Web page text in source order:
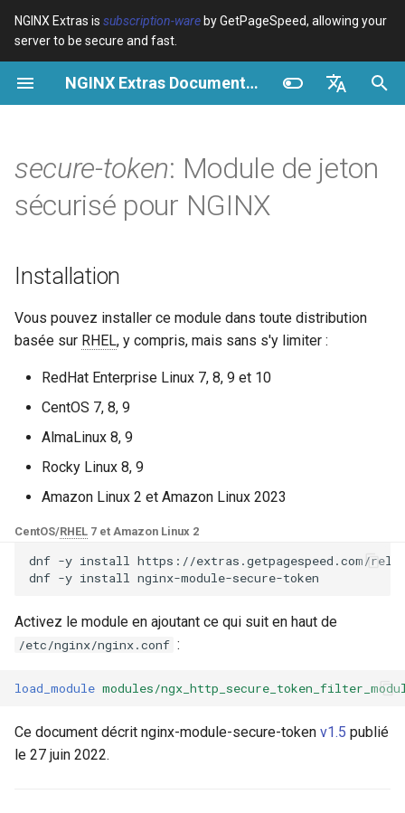
NGINX Extras is subscription-ware by GetPageSpeed, allowing your
server to be secure and fast.
NGINX Extras Documentation
Español
中文
I
n
i
s
a
Variables $bot_name
$bot_producer
$browser_name
$browser_version
$device_type
$is_console
$is_desktop
Examples
Directives geoip2
geoip2_proxy
Examples
Get started Configure filters safely
Filter catalogue
HTTPS support
Production operations
Cache and system settings
Admin pages
Experiments
ModSecurity
CSS
JavaScript
Analytics and advanced
history
CVE-2012-4001
CVE-2012-4360
NGINX security update,
Security update, January
Configuration
Paramètres de jeton
secure_token
secure_token_avoid_cookies
secure_token_cookie_token_expires_time
secure_token_cache_scope
secure_token_token_cache_scope
acme
ada
aws-sdk
balancer
base-encoding
cache
consul-event
cookie
core
cors
VPS/Dedicated - FastCGI
Cache
Performance
Sécurité
RHEL/CentOS
NGINX-MOD - NGINX
santé pour RHEL
Serveur Web Tengine -
Installer sur RHEL, CentOS et
Modules NGINX pour le
panneau de contrôle Plesk -
Modules NGINX cPanel EA4 -
puissance de performance et
de sécurité
NGINX - Paquets RPM pour
RHEL et CentOS
Serveur Web Angie - Installer
Linux et AlmaLinux
secure-token: Module de jeton
sécurisé pour NGINX
Installation
Vous pouvez installer ce module dans toute distribution
basée sur RHEL, y compris, mais sans s'y limiter :
RedHat Enterprise Linux 7, 8, 9 et 10
CentOS 7, 8, 9
AlmaLinux 8, 9
Rocky Linux 8, 9
Amazon Linux 2 et Amazon Linux 2023
CentOS/RHEL 7 et Amazon Linux 2
dnf -y install
https://extras.getpagespeed.com/
dnf -y install
Activez le module en ajoutant ce qui suit en haut de
/etc/nginx/nginx.conf :
load_module modules/
Ce document décrit nginx-module-secure-token v1.5 publié
le 27 juin 2022.